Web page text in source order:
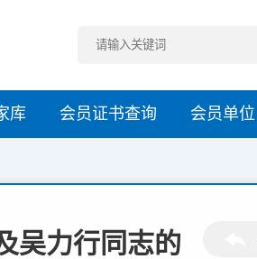
库 会员证书查询 会员单位
吴力行同志的